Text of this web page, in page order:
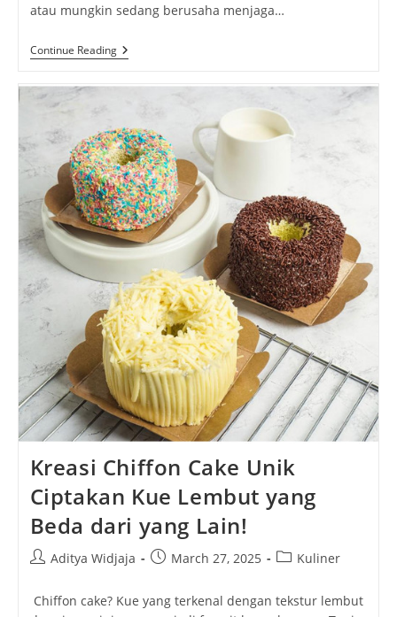
atau mungkin sedang berusaha menjaga…
Continue ReadingCegah
Lonjakan
Sayur
Ini!
Kreasi Chiffon Cake Unik
Ciptakan Kue Lembut yang
Beda dari yang Lain!
PostAditya Widjaja
PostMarch 27, 2025
PostKuliner
Chiffon cake? Kue yang terkenal dengan tekstur lembut